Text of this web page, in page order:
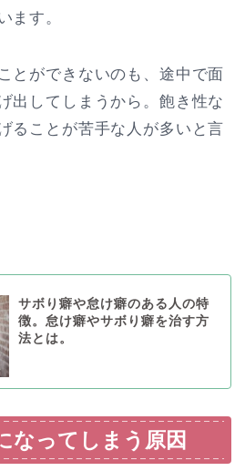
ます。
とができないのも、途中で面
出してしまうから。飽き性な
ることが苦手な人が多いと言
サボり癖や怠け癖のある人の特
徴。怠け癖やサボり癖を治す方
法とは。
なってしまう原因